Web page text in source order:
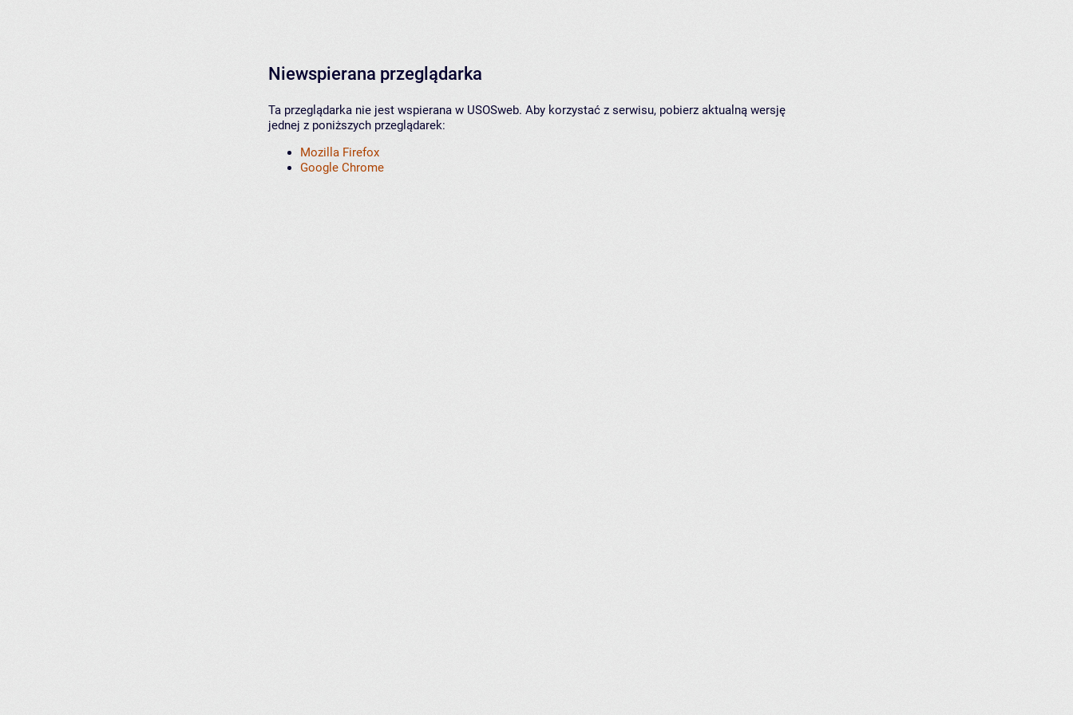
Niewspierana przeglądarka
Ta przeglądarka nie jest wspierana w USOSweb. Aby korzystać z serwisu, pobierz aktualną wersję
jednej z poniższych przeglądarek:
Mozilla Firefox
Google Chrome